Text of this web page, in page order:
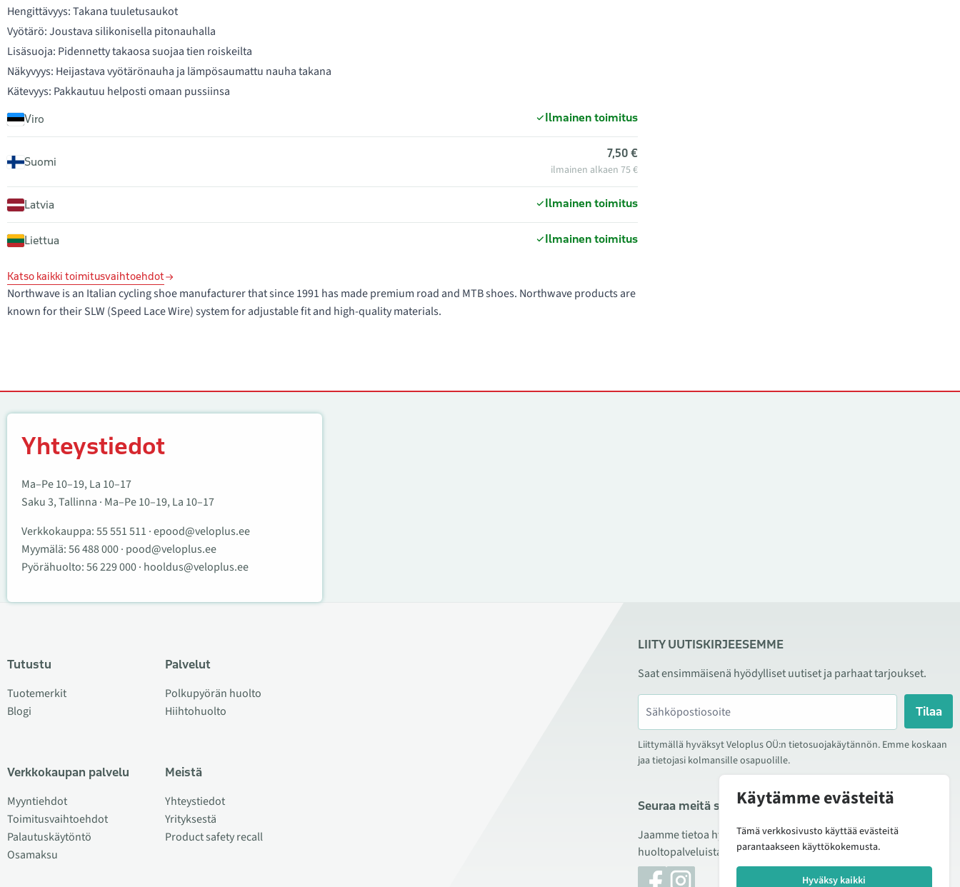
Hengittävyys: Takana tuuletusaukot
Vyötärö: Joustava silikonisella pitonauhalla
Lisäsuoja: Pidennetty takaosa suojaa tien roiskeilta
Näkyvyys: Heijastava vyötärönauha ja lämpösaumattu nauha takana
Kätevyys: Pakkautuu helposti omaan pussiinsa
Viro Ilmainen toimitus
Suomi
7,50 €
ilmainen alkaen 75 €
Latvia Ilmainen toimitus
Liettua Ilmainen toimitus
Katso kaikki toimitusvaihtoehdot
Northwave is an Italian cycling shoe manufacturer that since 1991 has made premium road and MTB shoes. Northwave products are
known for their SLW (Speed Lace Wire) system for adjustable fit and high-quality materials.
Yhteystiedot
Ma–Pe 10–19, La 10–17
Saku 3, Tallinna · Ma–Pe 10–19, La 10–17
Verkkokauppa:55 551 511 ·epood@veloplus.ee
Myymälä:56 488 000· pood@veloplus.ee
Pyörähuolto:56 229 000· hooldus@veloplus.ee
Tutustu
Tuotemerkit
Blogi
Verkkokaupan palvelu
Myyntiehdot
Toimitusvaihtoehdot
Palautuskäytöntö
Osamaksu
Palvelut
Polkupyörän huolto
Hiihtohuolto
Meistä
Yhteystiedot
Yrityksestä
Product safety recall
LIITY UUTISKIRJEESEMME
Saat ensimmäisenä hyödylliset uutiset ja parhaat tarjoukset.
Tilaa
Liittymällä hyväksyt Veloplus OÜ:n tietosuojakäytännön. Emme koskaan
jaa tietojasi kolmansille osapuolille.
Seuraa meitä sosiaalisessa mediassa
Jaamme tietoa hyvistä tarjouksista, uusista tuotteista ja
huoltopalveluista. Joskus julkaisemme myös tuote-esittelyjä.
Käytämme evästeitä
Tämä verkkosivusto käyttää evästeitä
parantaakseen käyttökokemusta.
Hyväksy kaikki